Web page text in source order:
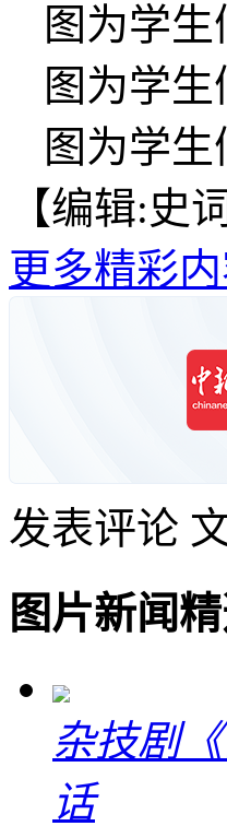
图为学
图为学
图为学
【编辑:史词
更多精彩
发表评论
图片新闻精
杂技剧
话